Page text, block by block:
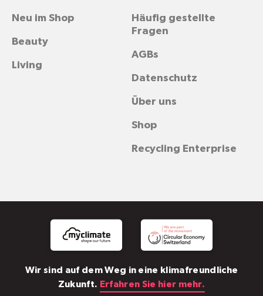
Häufig gestellte
Fragen
AGBs
Datenschutz
Über uns
Shop
Recycling Enterprise
Neu im Shop
Beauty
Living
Wir sind auf dem Weg in eine klimafreundliche
Zukunft. Erfahren Sie hier mehr.